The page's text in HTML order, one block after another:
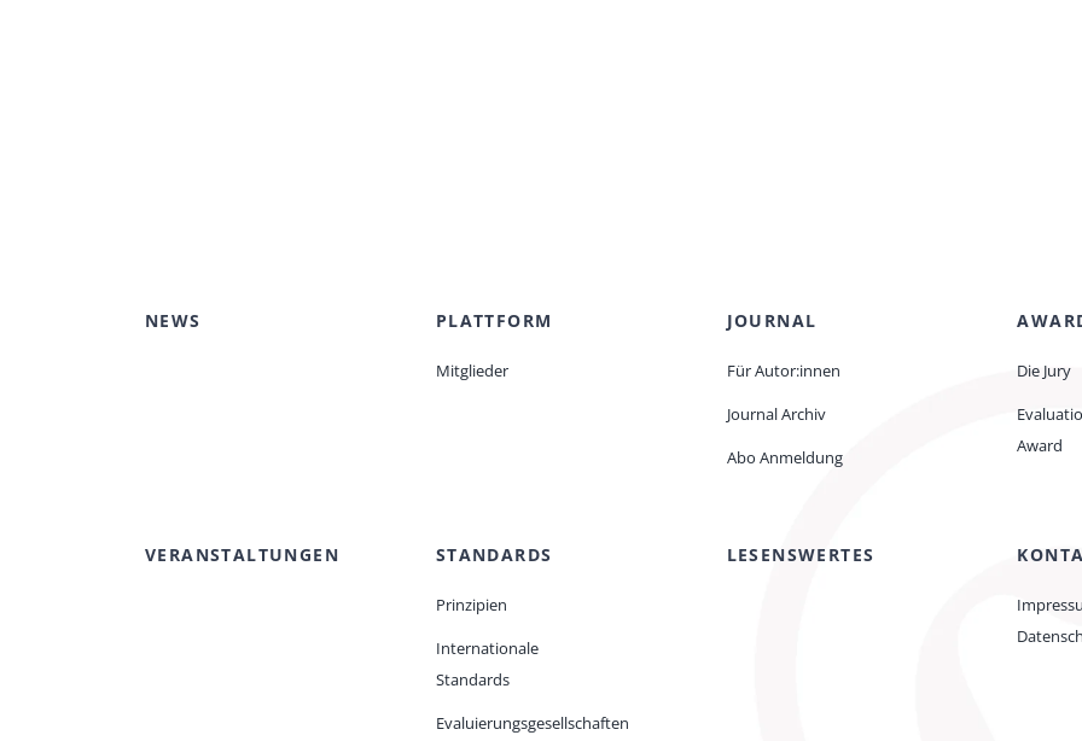
NEWS PLATTFORM
Mitglieder
JOURNAL
Für Autor:innen
Journal Archiv
Abo Anmeldung
Die Jury
Award
VERANSTALTUNGEN STANDARDS
Prinzipien
Internationale
Standards
Evaluierungsgesellschaften
LESENSWERTES